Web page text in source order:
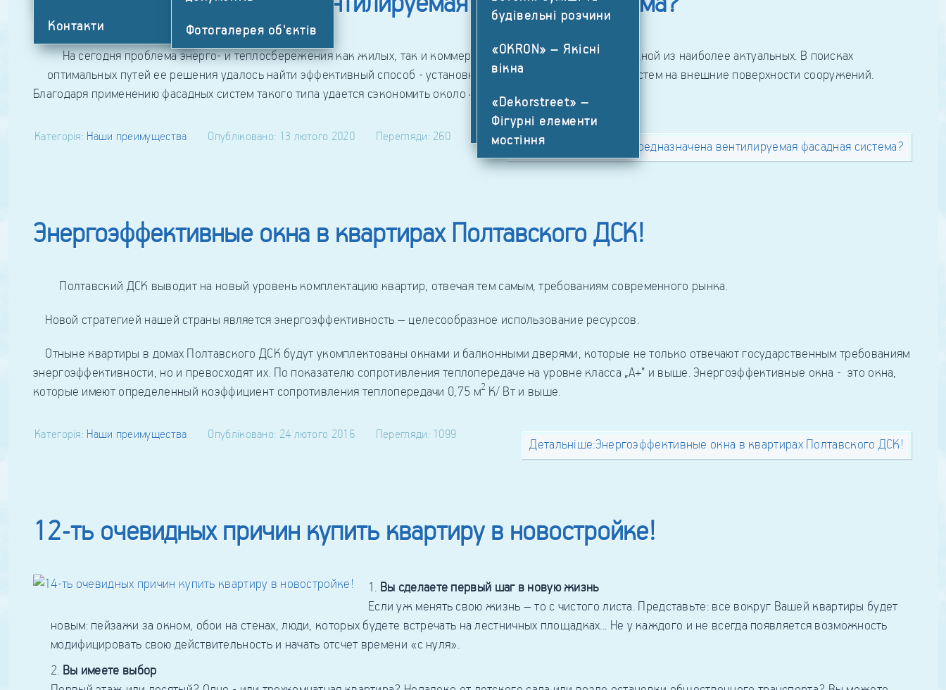
Качественные окна
Фигурные элементы
мощения
Контакти Фотогалерея об'єктів
будівельні розчини
«OKRON» – Якісні
вікна
«Dekorstreet» –
Фігурні елементи
мостіння
На сегодня проблема энерго- и теплосбережения как жилых, так и коммерческих помещений является одной из наиболее актуальных. В поисках
оптимальных путей ее решения удалось найти эффективный способ - установку вентилируемых фасадных систем на внешние поверхности сооружений.
Благодаря применению фасадных систем такого типа удается сэкономить около 40 % энергоресурсов.
Категорія: Наши преимущества Опубліковано: 13 лютого 2020 Перегляди: 260
Детальніше:Для чего предназначена вентилируемая фасадная система?
Энергоэффективные окна в квартирах Полтавского ДСК!
Полтавский ДСК выводит на новый уровень комплектацию квартир, отвечая тем самым, требованиям современного рынка.
Новой стратегией нашей страны является энергоэффективность – целесообразное использование ресурсов.
Отныне квартиры в домах Полтавского ДСК будут укомплектованы окнами и балконными дверями, которые не только отвечают государственным требованиям
энергоэффективности, но и превосходят их. По показателю сопротивления теплопередаче на уровне класса „А+” и выше. Энергоэффективные окна - это окна,
которые имеют определенный коэффициент сопротивления теплопередачи 0,75 м2 К/ Вт и выше.
Категорія: Наши преимущества Опубліковано: 24 лютого 2016 Перегляди: 1099
Детальніше:Энергоэффективные окна в квартирах Полтавского ДСК!
12-ть очевидных причин купить квартиру в новостройке!
Вы сделаете первый шаг в новую жизнь
Если уж менять свою жизнь – то с чистого листа. Представьте: все вокруг Вашей квартиры будет
новым: пейзажи за окном, обои на стенах, люди, которых будете встречать на лестничных площадках... Не у каждого и не всегда появляется возможность
модифицировать свою действительность и начать отсчет времени «с нуля».
Вы имеете выбор